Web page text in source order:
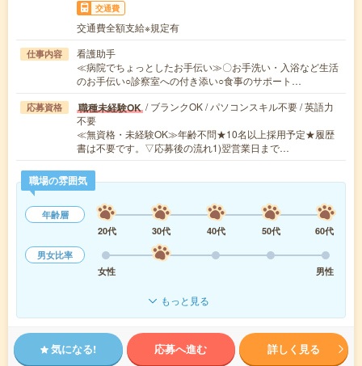
交通費
交通費全額支給※規定有
仕事内容
看護助手
≪病院でちょっとしたお手伝い≫〇お手洗い・入浴など生活
のお手伝い○診察室への付き添い○食事のサポート…
応募資格 職種未経験OK / ブランクOK / パソコンスキル不要 / 英語力
不要
≪無資格・未経験OK≫年齢不問★10名以上採用予定★履歴
書は不要です。▽応募後の流れ1)翌営業日まで…
職場の雰囲気
年齢層
20代
30代 40代 50代
60代
男女比率
女性
男性
もっと見る
気になる! 応募へ進む 詳しく見る